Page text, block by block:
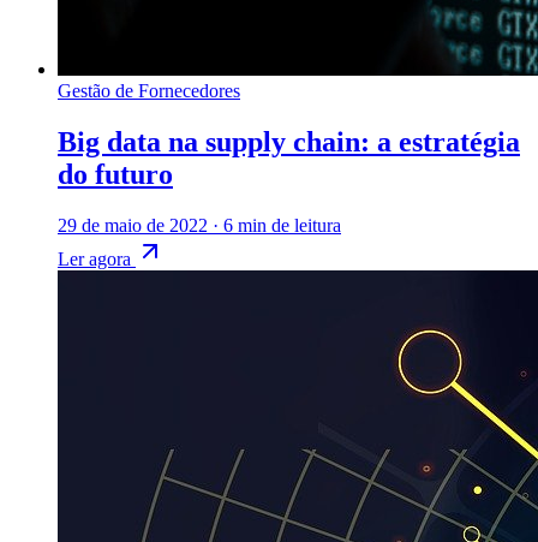
Gestão de Fornecedores
Big data na supply chain: a estratégia
do futuro
29 de maio de 2022 · 6 min de leitura
Ler agora